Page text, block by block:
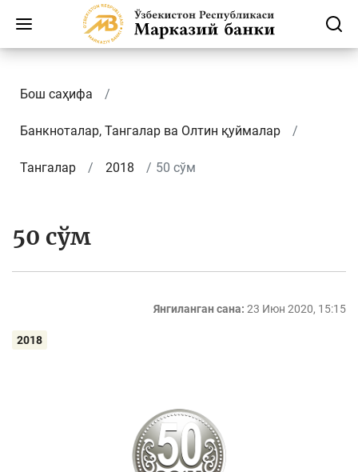
Бош саҳифа
Банкноталар, Тангалар ва Олтин қуймалар
Тангалар 2018 50 сўм
50 сўм
Янгиланган сана: 23 Июн 2020, 15:15
2018